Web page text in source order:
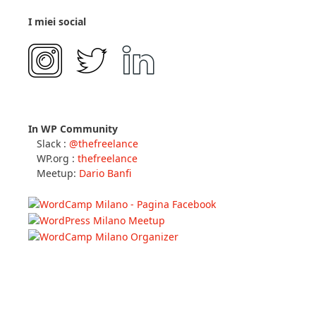
I miei social
In WP Community
Slack : @thefreelance
WP.org : thefreelance
Meetup: Dario Banfi